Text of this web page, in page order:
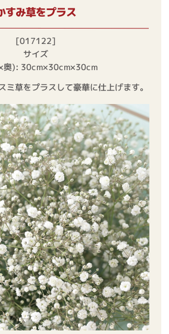
すみ草をプラス
[017122]
サイズ
奥): 30cm×30cm×30cm
ミ草をプラスして豪華に仕上げます。